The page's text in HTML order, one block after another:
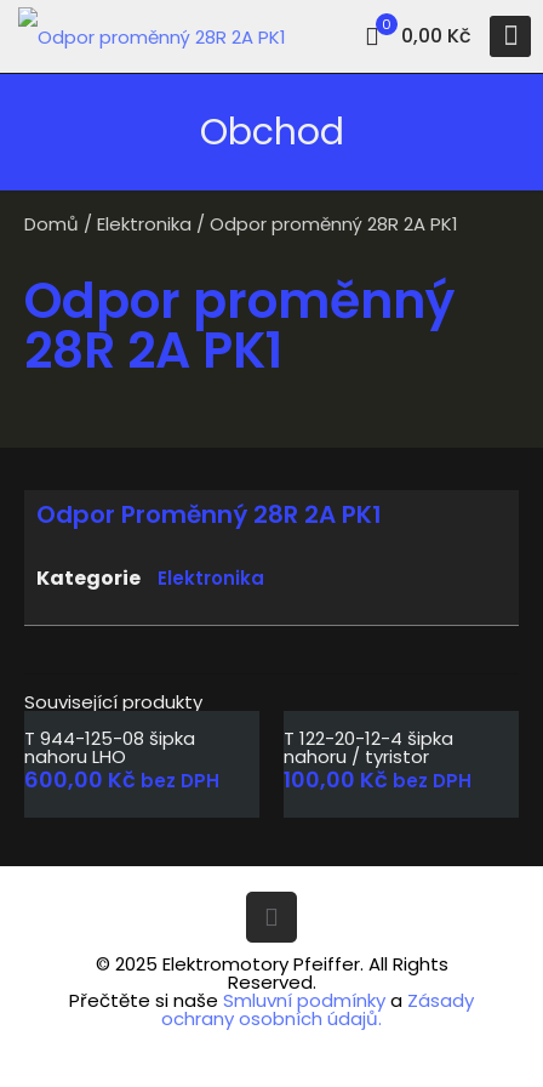
0 0,00 Kč
Obchod
Domů / Elektronika / Odpor proměnný 28R 2A PK1
Odpor proměnný
28R 2A PK1
Související produkty
T 944-125-08 šipka
nahoru LHO
600,00 Kč bez DPH
T 122-20-12-4 šipka
nahoru / tyristor
100,00 Kč bez DPH
Odpor Proměnný 28R 2A PK1
Kategorie Elektronika
© 2025 Elektromotory Pfeiffer. All Rights
Reserved.
Přečtěte si naše Smluvní podmínkya Zásady
ochrany osobních údajů.